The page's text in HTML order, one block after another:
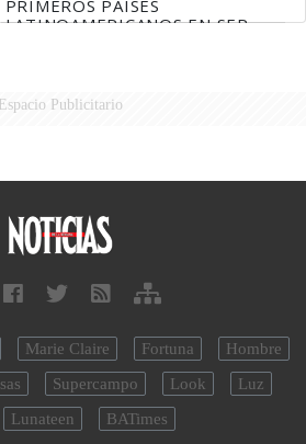
PRIMEROS PAÍSES
LATINOAMERICANOS EN SER
Espacio Publicitario
Marie Claire Fortuna
Hombre
Supercampo Look
Luz
Lunateen BATimes